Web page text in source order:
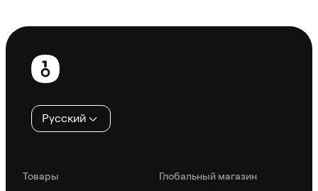
Нижний
колонтитул
Русский
Товары
Глобальный магазин